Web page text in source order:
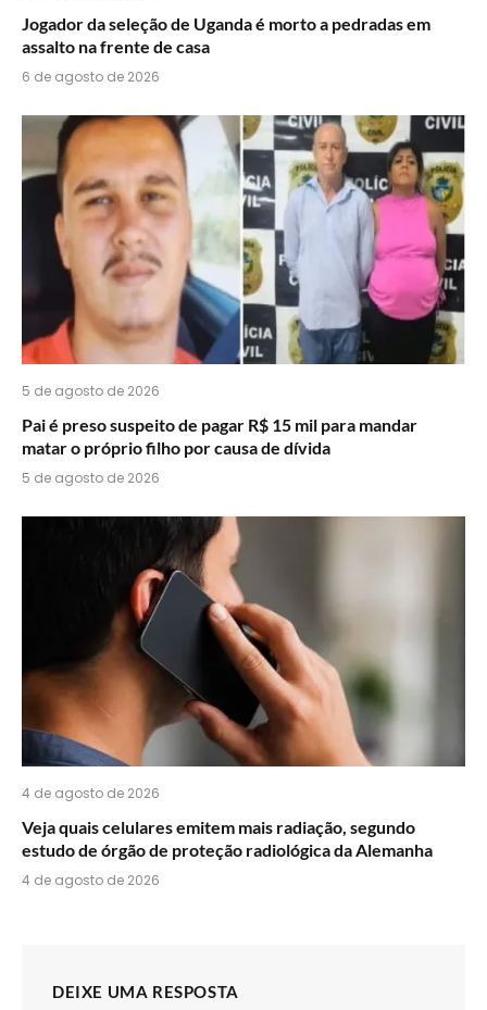
Jogador da seleção de Uganda é morto a pedradas em
assalto na frente de casa
6 de agosto de 2026
5 de agosto de 2026
Pai é preso suspeito de pagar R$ 15 mil para mandar
matar o próprio filho por causa de dívida
5 de agosto de 2026
4 de agosto de 2026
Veja quais celulares emitem mais radiação, segundo
estudo de órgão de proteção radiológica da Alemanha
4 de agosto de 2026
DEIXE UMA RESPOSTA